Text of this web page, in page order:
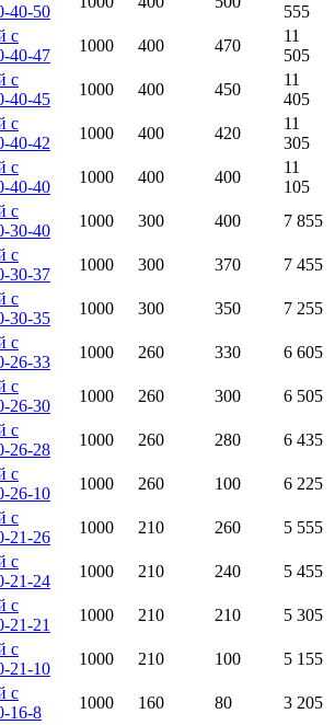
40-50
555
с
40-47
1000 400 470
11
505
с
40-45
1000 400 450
11
405
с
40-42
1000 400 420
11
305
с
40-40
1000 400 400
11
105
с
30-40
1000 300 400
7 855
с
30-37
1000 300 370
7 455
с
30-35
1000 300 350
7 255
с
26-33
1000 260 330
6 605
с
26-30
1000 260 300
6 505
с
26-28
1000 260 280
6 435
с
26-10
1000 260 100
6 225
с
21-26
1000 210 260
5 555
с
21-24
1000 210 240
5 455
с
21-21
1000 210 210
5 305
с
21-10
1000 210 100
5 155
с
16-8
1000 160 80
3 205